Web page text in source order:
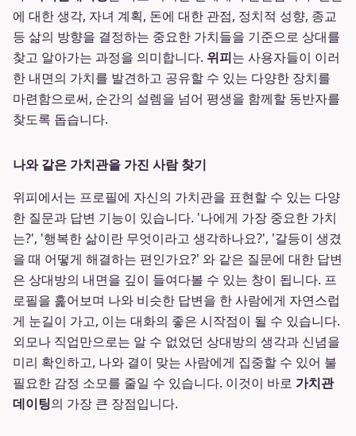
에 대한 생각, 자녀 계획, 돈에 대한 관점, 정치적 성향, 종교
등 삶의 방향을 결정하는 중요한 가치들을 기준으로 상대를
찾고 알아가는 과정을 의미합니다. 위피는 사용자들이 이러
한 내면의 가치를 발견하고 공유할 수 있는 다양한 장치를
마련함으로써, 순간의 설렘을 넘어 평생을 함께할 동반자를
찾도록 돕습니다.
나와 같은 가치관을 가진 사람 찾기
위피에서는 프로필에 자신의 가치관을 표현할 수 있는 다양
한 질문과 답변 기능이 있습니다. '나에게 가장 중요한 가치
는?', '행복한 삶이란 무엇이라고 생각하나요?', '갈등이 생겼
을 때 어떻게 해결하는 편인가요?' 와 같은 질문에 대한 답변
은 상대방의 내면을 깊이 들여다볼 수 있는 창이 됩니다. 프
로필을 훑어보며 나와 비슷한 답변을 한 사람에게 자연스럽
게 눈길이 가고, 이는 대화의 좋은 시작점이 될 수 있습니다.
외모나 직업만으로는 알 수 없었던 상대방의 생각과 신념을
미리 확인하고, 나와 결이 맞는 사람에게 집중할 수 있어 불
필요한 감정 소모를 줄일 수 있습니다. 이것이 바로 가치관
데이팅의 가장 큰 장점입니다.